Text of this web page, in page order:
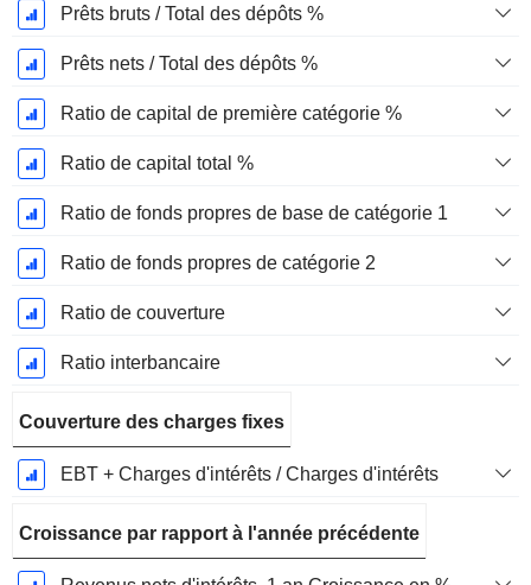
Prêts bruts / Total des dépôts %
Prêts nets / Total des dépôts %
Ratio de capital de première catégorie %
Ratio de capital total %
Ratio de fonds propres de base de catégorie 1
Ratio de fonds propres de catégorie 2
Ratio de couverture
Ratio interbancaire
Couverture des charges fixes
EBT + Charges d'intérêts / Charges d'intérêts
Croissance par rapport à l'année précédente